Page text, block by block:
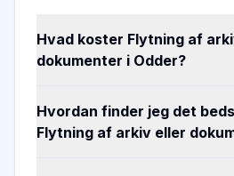
Hvad koster Flytning af
dokumenter i Odder?
Hvordan finder jeg det
Flytning af arkiv eller